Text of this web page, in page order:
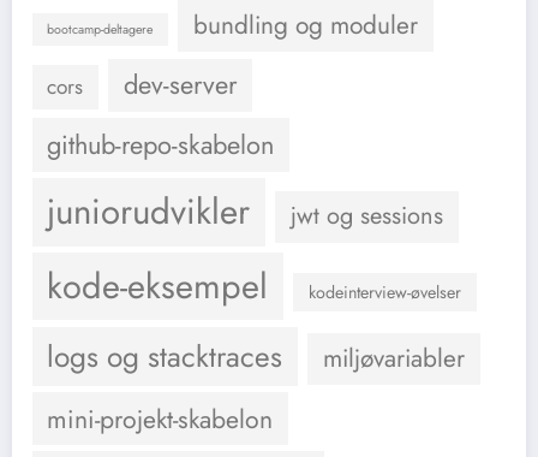
bootcamp-deltagere bundling og moduler
cors
dev-server
github-repo-skabelon
juniorudvikler jwt og sessions
kode-eksempel kodeinterview-øvelser
logs og stacktraces miljøvariabler
mini-projekt-skabelon